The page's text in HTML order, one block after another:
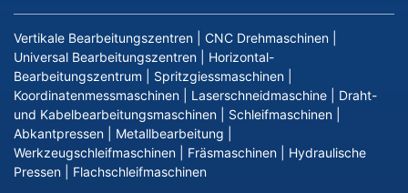
Vertikale Bearbeitungszentren CNC Drehmaschinen
Universal Bearbeitungszentren
Horizontal-
Bearbeitungszentrum
Spritzgiessmaschinen
Koordinatenmessmaschinen
Laserschneidmaschine
Draht-
und Kabelbearbeitungsmaschinen
Schleifmaschinen
Abkantpressen
Metallbearbeitung
Werkzeugschleifmaschinen
Fräsmaschinen
Hydraulische
Pressen
Flachschleifmaschinen